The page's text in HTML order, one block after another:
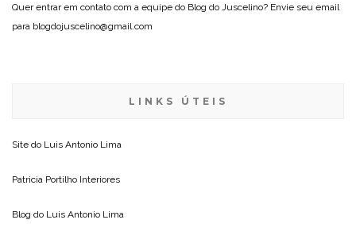
Quer entrar em contato com a equipe do Blog do Juscelino? Envie seu email
para blogdojuscelino@gmail.com
LINKS ÚTEIS
Site do Luis Antonio Lima
Patricia Portilho Interiores
Blog do Luis Antonio Lima